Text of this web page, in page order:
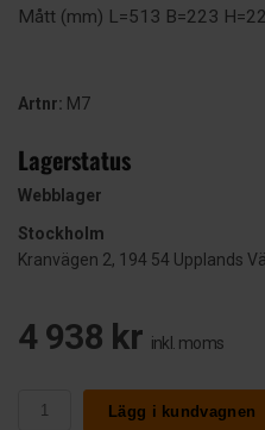
Mått (mm) L=513 B=223
Artnr: M7
Lagerstatus
Webblager
Stockholm
Kranvägen 2, 194 54 Upplands
4 938 kr inkl. moms
Lägg i kundvagnen